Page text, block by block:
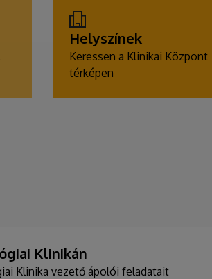
Helyszínek
Keressen a Klinikai Központ
térképen
Klinikán
Klinika vezető ápolói feladatait